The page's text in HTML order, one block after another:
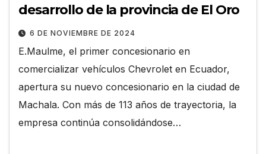
desarrollo de la provincia de El Oro
6 DE NOVIEMBRE DE 2024
E.Maulme, el primer concesionario en
comercializar vehículos Chevrolet en Ecuador,
apertura su nuevo concesionario en la ciudad de
Machala. Con más de 113 años de trayectoria, la
empresa continúa consolidándose…